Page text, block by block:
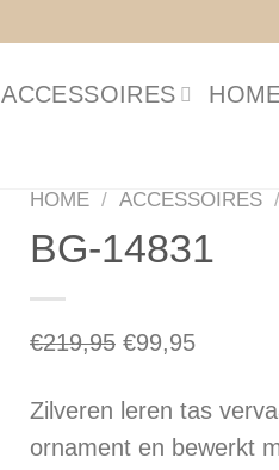
ACCESSOIRES
HOME / ACCESSOIRES /
BG-14831
€219,95 Oorspronkelijke
was:
€219,95.
€99,95Huidige
is:
€99,95.
Zilveren leren tas
ornament en bewerkt